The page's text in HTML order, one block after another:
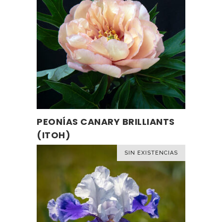
LEER MÁS
PEONÍAS CANARY BRILLIANTS
(ITOH)
SIN EXISTENCIAS